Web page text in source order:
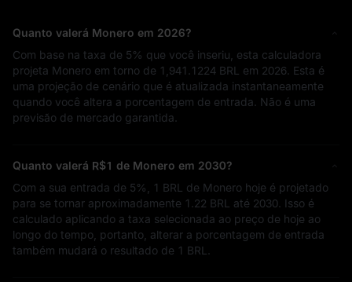
Quanto valerá Monero em 2026?
Com base na taxa de 5% que você inseriu, esta calculadora
projeta Monero em torno de 1,941.1224 BRL
em 2026. Esta é
uma projeção de cenário que é atualizada instantaneamente
quando você altera a porcentagem de entrada. Não é uma
previsão de mercado garantida.
Quanto valerá R$1 de Monero em 2030?
Com a sua entrada de 5% 1 BRL
de Monero hoje é projetado
para se tornar aproximadamente 1.22 BRL
até 2030. Isso é
calculado aplicando a taxa selecionada ao preço de hoje ao
longo do tempo, portanto, alterar a porcentagem de entrada
também mudará o resultado de 1 BRL